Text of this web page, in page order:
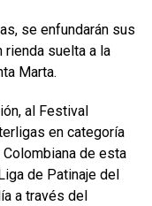
se enfundarán sus
rienda suelta a la
Marta.
al Festival
en categoría
de esta
de Patinaje del
a través del